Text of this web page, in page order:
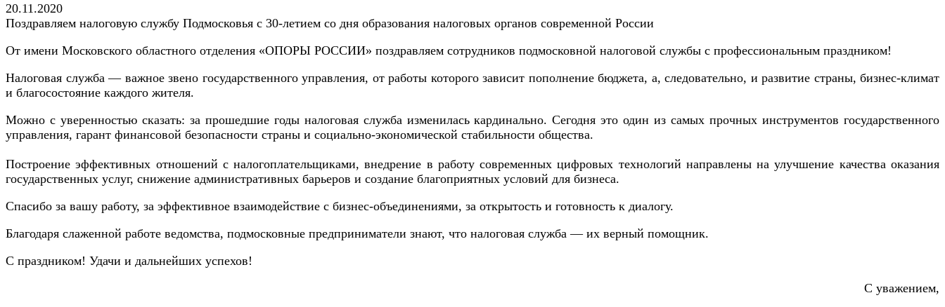
20.11.2020
Поздравляем налоговую службу Подмосковья с 30-летием со дня образования налоговых органов современной России
От имени Московского областного отделения «ОПОРЫ РОССИИ» поздравляем сотрудников подмосковной налоговой службы с профессиональным праздником!
Налоговая служба — важное звено государственного управления, от работы которого зависит пополнение бюджета, а, следовательно, и развитие страны, бизнес-климат
и благосостояние каждого жителя.
Можно с уверенностью сказать: за прошедшие годы налоговая служба изменилась кардинально. Сегодня это один из самых прочных инструментов государственного
управления, гарант финансовой безопасности страны и социально-экономической стабильности общества.
Построение эффективных отношений с налогоплательщиками, внедрение в работу современных цифровых технологий направлены на улучшение качества оказания
государственных услуг, снижение административных барьеров и создание благоприятных условий для бизнеса.
Спасибо за вашу работу, за эффективное взаимодействие с бизнес-объединениями, за открытость и готовность к диалогу.
Благодаря слаженной работе ведомства, подмосковные предприниматели знают, что налоговая служба — их верный помощник.
С праздником! Удачи и дальнейших успехов!
С уважением,